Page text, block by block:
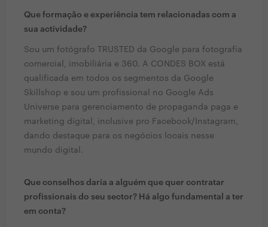
Que formação e experiência tem relacionadas com a
sua actividade?
Sou um fotógrafo TRUSTED da Google para fotografia
comercial, imobiliária e 360. A CONDES BOX está
qualificada em todos os segmentos da Google
Skillshop e sou um profissional no Google Ads
Universe para gerenciamento de propaganda paga e
marketing digital, inclusive pro Facebook/Instagram,
dando destaque para os negócios locais nesse
mundo digital.
Que conselhos daria a alguém que quer contratar
profissionais do seu sector? Há algo fundamental a ter
em conta?